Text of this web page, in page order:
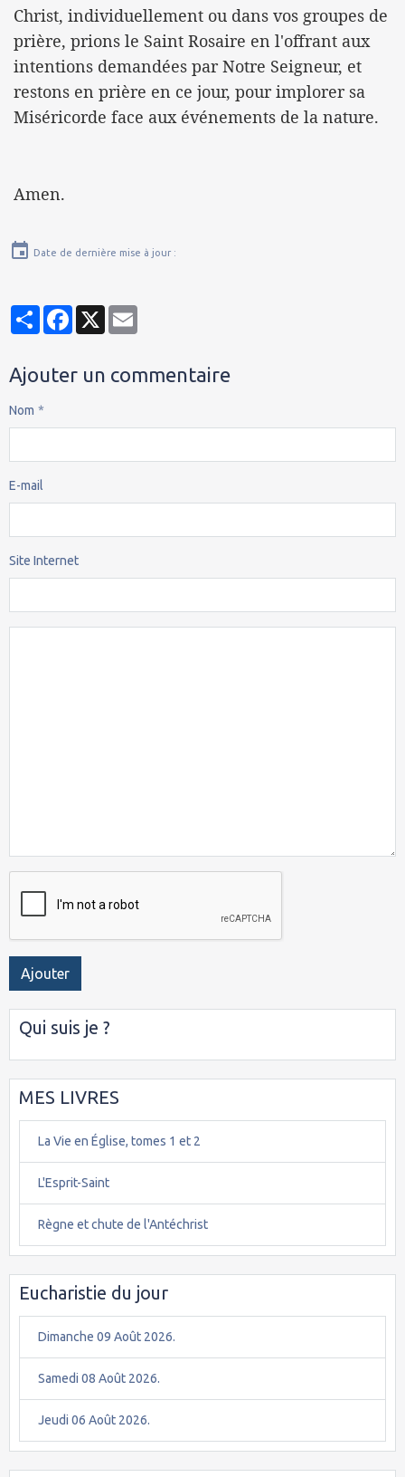
Christ, individuellement ou dans vos groupes de
prière, prions le Saint Rosaire en l'offrant aux
intentions demandées par Notre Seigneur, et
restons en prière en ce jour, pour implorer sa
Miséricorde face aux événements de la nature.
Amen.
Date de dernière mise à jour :
PartagerFacebook
X
Ajouter un commentaire
Nom
E-mail
Site Internet
Ajouter
Qui suis je ?
MES LIVRES
La Vie en Église, tomes 1 et 2
L'Esprit-Saint
Règne et chute de l'Antéchrist
Eucharistie du jour
Dimanche 09 Août 2026.
Samedi 08 Août 2026.
Jeudi 06 Août 2026.